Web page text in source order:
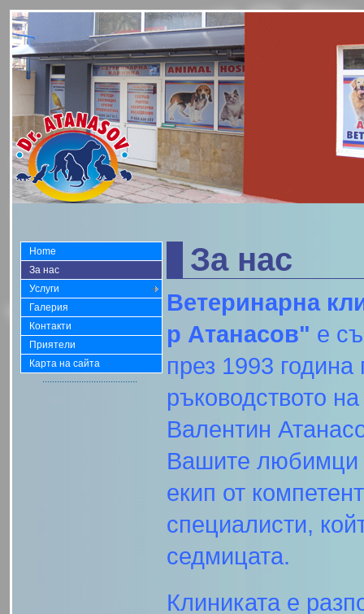
Home
За нас
Услуги
Галерия
Контакти
Приятели
Карта на сайта
.......................................
За нас
Ветеринарна
р Атанасов" е
през 1993 година
ръководството
Валентин
Вашите любимци
екип от
специалисти,
седмицата.
Клиниката е